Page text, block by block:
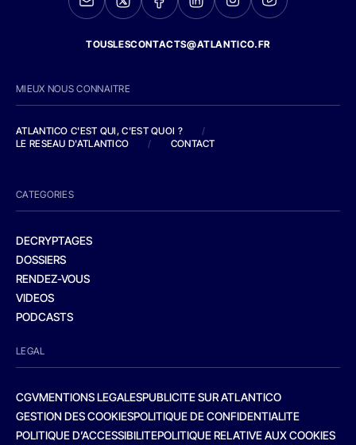
TOUSLESCONTACTS@ATLANTICO.FR
MIEUX NOUS CONNAITRE
ATLANTICO C'EST QUI, C'EST QUOI ?
/
LE RESEAU D'ATLANTICO
/ CONTACT
CATEGORIES
DECRYPTAGES
DOSSIERS
RENDEZ-VOUS
VIDEOS
PODCASTS
LEGAL
CGVMENTIONS LEGALESPUBLICITE SUR ATLANTICO
GESTION DES COOKIESPOLITIQUE DE CONFIDENTIALITE
POLITIQUE D’ACCESSIBILITEPOLITIQUE RELATIVE AUX COOKIES